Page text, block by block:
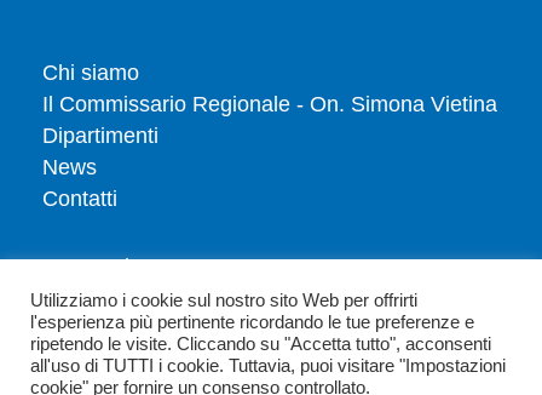
Chi siamo
Il Commissario Regionale - On. Simona Vietina
Dipartimenti
News
Contatti
Tesserati
Dona
Privacy policy
Politica dei cookie
Utilizziamo i cookie sul nostro sito Web per offrirti
l'esperienza più pertinente ricordando le tue preferenze e
ripetendo le visite. Cliccando su "Accetta tutto", acconsenti
all'uso di TUTTI i cookie. Tuttavia, puoi visitare "Impostazioni
cookie" per fornire un consenso controllato.